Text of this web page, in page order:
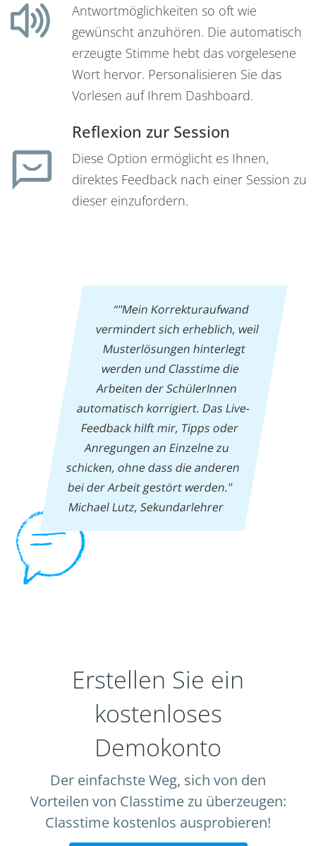
Antwortmöglichkeiten so oft wie
gewünscht anzuhören. Die automatisch
erzeugte Stimme hebt das vorgelesene
Wort hervor. Personalisieren Sie das
Vorlesen auf Ihrem Dashboard.
Reflexion zur Session
Diese Option ermöglicht es Ihnen,
direktes Feedback nach einer Session zu
dieser einzufordern.
“"Mein Korrekturaufwand
vermindert sich erheblich, weil
Musterlösungen hinterlegt
werden und Classtime die
Arbeiten der SchülerInnen
automatisch korrigiert. Das Live-
Feedback hilft mir, Tipps oder
Anregungen an Einzelne zu
schicken, ohne dass die anderen
bei der Arbeit gestört werden."
Michael Lutz, Sekundarlehrer
Erstellen Sie ein
kostenloses
Demokonto
Der einfachste Weg, sich von den
Vorteilen von Classtime zu überzeugen:
Classtime kostenlos ausprobieren!